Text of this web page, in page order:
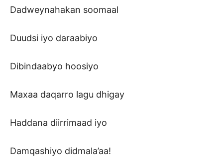
Dadweynahakan soomaal
Duudsi iyo daraabiyo
Dibindaabyo hoosiyo
Maxaa daqarro lagu dhigay
Haddana diirrimaad iyo
Damqashiyo didmala’aa!